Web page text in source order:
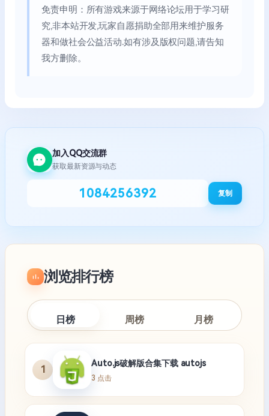
免责申明：所有游戏来源于网络论坛用于学习研
究,非本站开发,玩家自愿捐助全部用来维护服务
器和做社会公益活动.如有涉及版权问题,请告知
我方删除。
加入QQ交流群
获取最新资源与动态
1084256392 复制
浏览排行榜
日榜 周榜 月榜
1
Auto.js破解版合集下载 autojs
3 点击